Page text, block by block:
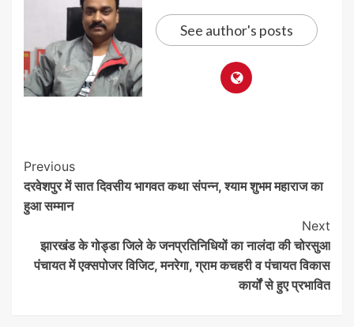
See author's posts
Post
Navigation
Previous
दरवेशपुर में सात दिवसीय भागवत कथा संपन्न, श्याम शुभम महाराज का
हुआ सम्मान
Next
झारखंड के गोड्डा जिले के जनप्रतिनिधियों का नालंदा की चोरसुआ
पंचायत में एक्सपोजर विजिट, मनरेगा, ग्राम कचहरी व पंचायत विकास
कार्यों से हुए प्रभावित